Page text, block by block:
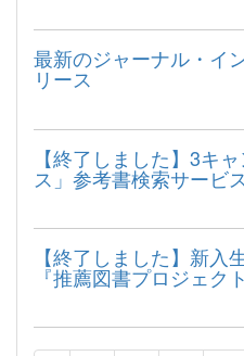
最新のジャーナル・イ
リース
【終了しました】3キ
ス」参考書検索サービ
【終了しました】新入
『推薦図書プロジェク